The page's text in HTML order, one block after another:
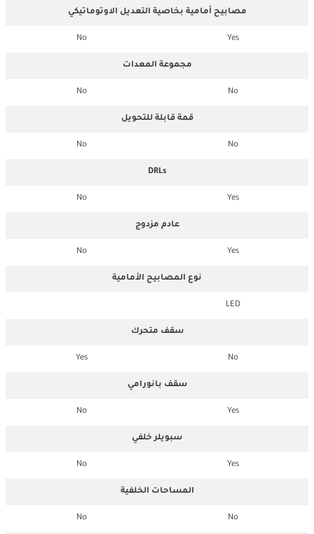
مصابيح أمامية بخاصية التعديل الاوتوماتيكي
Yes
No
مجموعة المعدات
No
No
قمة قابلة للتحويل
No
No
DRLs
Yes
No
عادم مزدوج
Yes
No
نوع المصابيح الأمامية
LED
سقف متحرك
No
Yes
سقف بانورامي
Yes
No
سبويلر خلفي
Yes
No
المساحات الخلفية
No
No